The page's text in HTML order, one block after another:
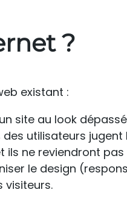
?
existant :
site au look
utilisateurs jugent
ils ne reviendront pas
le design
visiteurs.